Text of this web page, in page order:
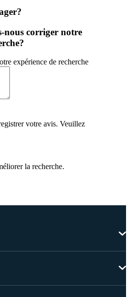
nous corriger notre
expérience de recherche
votre avis. Veuillez
la recherche.